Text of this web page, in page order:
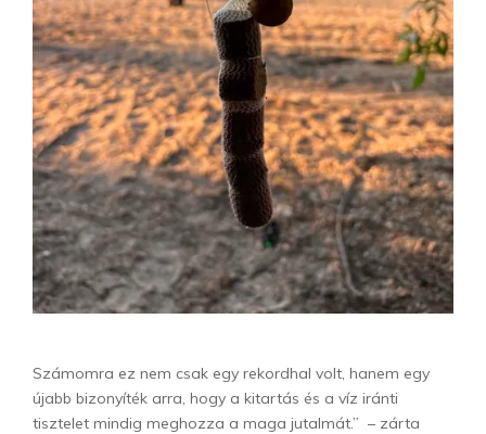
Számomra ez nem csak egy rekordhal volt, hanem egy
újabb bizonyíték arra, hogy a kitartás és a víz iránti
tisztelet mindig meghozza a maga jutalmát.” – zárta